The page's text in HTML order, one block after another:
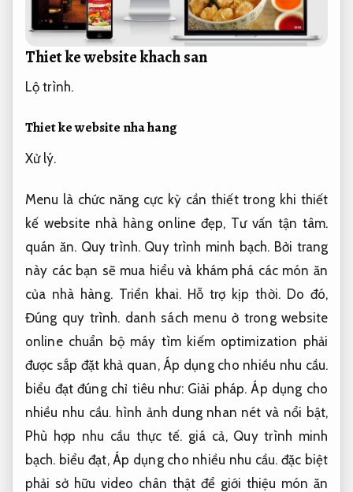
Thiet ke website khach san
Lộ trình.
Thiet ke website nha hang
Xử lý.
Menu là chức năng cực kỳ cần thiết trong khi thiết
kế website nhà hàng online đẹp, Tư vấn tận tâm.
quán ăn. Quy trình. Quy trình minh bạch. Bởi trang
này các bạn sẽ mua hiểu và khám phá các món ăn
của nhà hàng. Triển khai. Hỗ trợ kịp thời.Do đó,
Đúng quy trình. danh sách menu ở trong website
online chuẩn bộ máy tìm kiếm optimization phải
được sắp đặt khả quan, Áp dụng cho nhiều nhu cầu.
biểu đạt đúng chỉ tiêu như: Giải pháp. Áp dụng cho
nhiều nhu cầu. hình ảnh dung nhan nét và nổi bật,
Phù hợp nhu cầu thực tế. giá cả, Quy trình minh
bạch. biểu đạt, Áp dụng cho nhiều nhu cầu.đặc biệt
phải sở hữu video chân thật để giới thiệu món ăn